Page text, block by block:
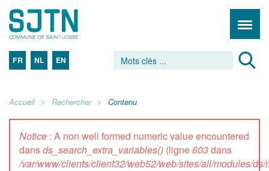
FR NL EN
Accueil Rechercher Contenu
Notice : A non well formed numeric value encountered
dansds_search_extra_variables() (ligne603dans
/var/www/clients/client32/web52/web/sites/all/modules/